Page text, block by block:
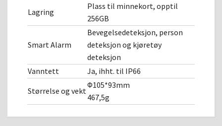
Lagring
Plass til minnekort, opptil
256GB
Smart Alarm
Bevegelsedeteksjon, person
deteksjon og kjøretøy
deteksjon
Vanntett
Ja, ihht. til IP66
Størrelse og vekt
Φ105*93mm
467,5g